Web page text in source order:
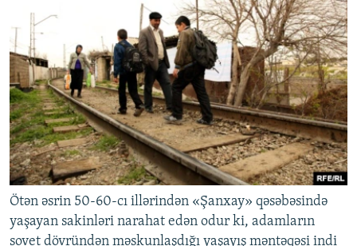
Ötən əsrin 50-60-cı illərindən «Şanxay» qəsəbəsində
yaşayan sakinləri narahat edən odur ki, adamların
sovet dövründən məskunlaşdığı yaşayış məntəqəsi indi